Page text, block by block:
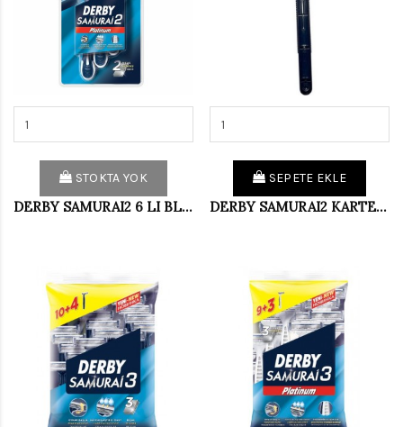
STOKTA YOK
DERBY SAMURAI2 6 LI BLISTER (PKT 9 LU)
SEPETE EKLE
DERBY SAMURAI2 KARTELA (36 LI PAKET)